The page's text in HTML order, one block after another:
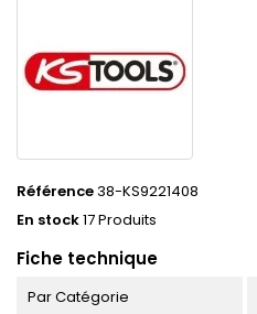
Référence38-KS9221408
En stock17 Produits
Fiche technique
Par Catégorie